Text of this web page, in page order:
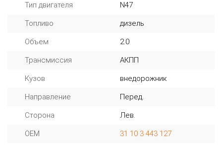
Тип двигателя N47
Топливо дизель
Объем 2.0
Трансмиссия АКПП
Кузов внедорожник
Направление Перед.
Сторона Лев.
OEM 31 10 3 443 127